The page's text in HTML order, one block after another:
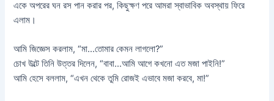
একে অপরের ঘন রস পান করার পর, কিছুক্ষণ পরে আমরা স্বাভাবিক অবস্থায় ফিরে
এলাম।
আমি জিজ্ঞেস করলাম, “মা…তোমার কেমন লাগলো?”
চোখ উল্টে তিনি উত্তর দিলেন, “বাবা…আমি আগে কখনো এত মজা পাইনি!”
আমি হেসে বললাম, “এখন থেকে তুমি রোজই এভাবে মজা করবে, মা!”